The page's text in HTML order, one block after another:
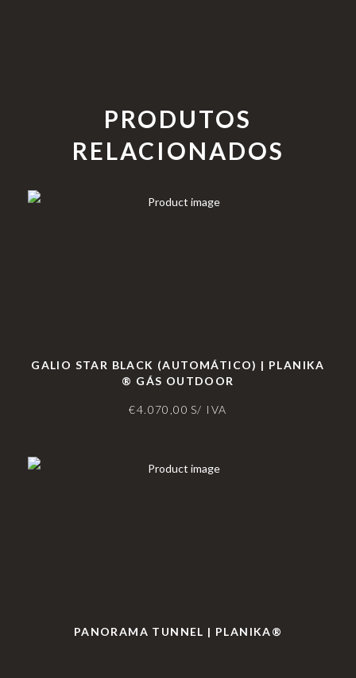
PRODUTOS
RELACIONADOS
GALIO STAR BLACK (AUTOMÁTICO) | PLANIKA
® GÁS OUTDOOR
€4.070,00 S/ IVA
PANORAMA TUNNEL | PLANIKA®